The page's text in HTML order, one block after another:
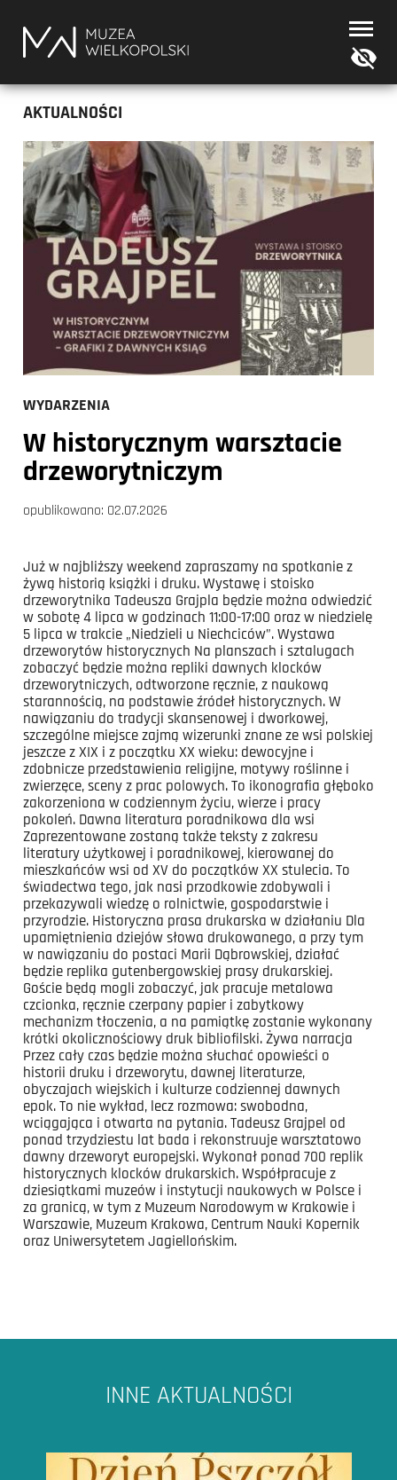
Muzea
Wielkopolski
AKTUALNOŚCI
WYDARZENIA
W historycznym warsztacie
drzeworytniczym
opublikowano: 02.07.2026
Już w najbliższy weekend zapraszamy na spotkanie z
żywą historią książki i druku. Wystawę i stoisko
drzeworytnika Tadeusza Grajpla będzie można odwiedzić
w sobotę 4 lipca w godzinach 11:00-17:00 oraz w niedzielę
5 lipca w trakcie „Niedzieli u Niechciców”. Wystawa
drzeworytów historycznych Na planszach i sztalugach
zobaczyć będzie można repliki dawnych klocków
drzeworytniczych, odtworzone ręcznie, z naukową
starannością, na podstawie źródeł historycznych. W
nawiązaniu do tradycji skansenowej i dworkowej,
szczególne miejsce zajmą wizerunki znane ze wsi polskiej
jeszcze z XIX i z początku XX wieku: dewocyjne i
zdobnicze przedstawienia religijne, motywy roślinne i
zwierzęce, sceny z prac polowych. To ikonografia głęboko
zakorzeniona w codziennym życiu, wierze i pracy
pokoleń. Dawna literatura poradnikowa dla wsi
Zaprezentowane zostaną także teksty z zakresu
literatury użytkowej i poradnikowej, kierowanej do
mieszkańców wsi od XV do początków XX stulecia. To
świadectwa tego, jak nasi przodkowie zdobywali i
przekazywali wiedzę o rolnictwie, gospodarstwie i
przyrodzie. Historyczna prasa drukarska w działaniu Dla
upamiętnienia dziejów słowa drukowanego, a przy tym
w nawiązaniu do postaci Marii Dąbrowskiej, działać
będzie replika gutenbergowskiej prasy drukarskiej.
Goście będą mogli zobaczyć, jak pracuje metalowa
czcionka, ręcznie czerpany papier i zabytkowy
mechanizm tłoczenia, a na pamiątkę zostanie wykonany
krótki okolicznościowy druk bibliofilski. Żywa narracja
Przez cały czas będzie można słuchać opowieści o
historii druku i drzeworytu, dawnej literaturze,
obyczajach wiejskich i kulturze codziennej dawnych
epok. To nie wykład, lecz rozmowa: swobodna,
wciągająca i otwarta na pytania. Tadeusz Grajpel od
ponad trzydziestu lat bada i rekonstruuje warsztatowo
dawny drzeworyt europejski. Wykonał ponad 700 replik
historycznych klocków drukarskich. Współpracuje z
dziesiątkami muzeów i instytucji naukowych w Polsce i
za granicą, w tym z Muzeum Narodowym w Krakowie i
Warszawie, Muzeum Krakowa, Centrum Nauki Kopernik
oraz Uniwersytetem Jagiellońskim.
INNE AKTUALNOŚCI